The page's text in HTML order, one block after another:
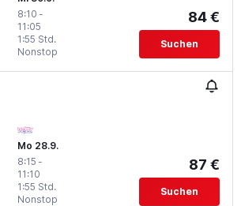
8:10 -
11:05
Nonstop
1:55 Std.
84 €
Suchen
Mo 28.9.
8:15 -
11:10
Nonstop
1:55 Std.
87 €
Suchen